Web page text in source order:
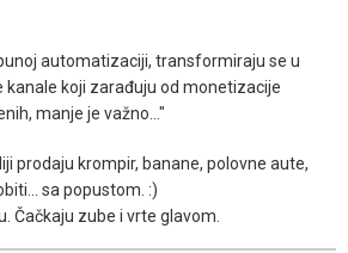
automatizaciji, transformiraju se u
koji zarađuju od monetizacije
manje je važno..."
prodaju krompir, banane, polovne aute,
sa popustom. :)
Čačkaju zube i vrte glavom.